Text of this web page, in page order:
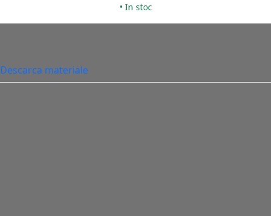
• In stoc
Descarca materiale